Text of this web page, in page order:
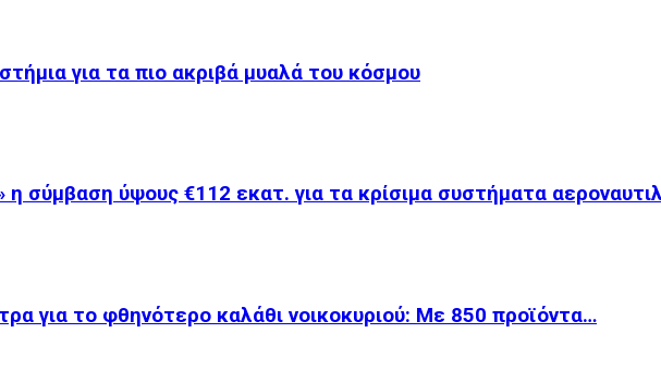
για τα πιο ακριβά μυαλά του κόσμου
η σύμβαση ύψους €112 εκατ. για τα κρίσιμα συστήματα
για το φθηνότερο καλάθι νοικοκυριού: Με 850 προϊόντα…